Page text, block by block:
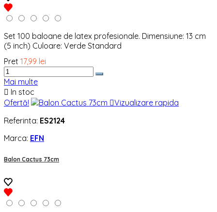
Set 100 baloane de latex profesionale. Dimensiune: 13 cm
(5 inch) Culoare: Verde Standard
Pret 17,99 lei
Mai multe
 In stoc
Ofertă!
Vizualizare rapida
Referinta: ES2124
Marca: EFN
Balon Cactus 73cm